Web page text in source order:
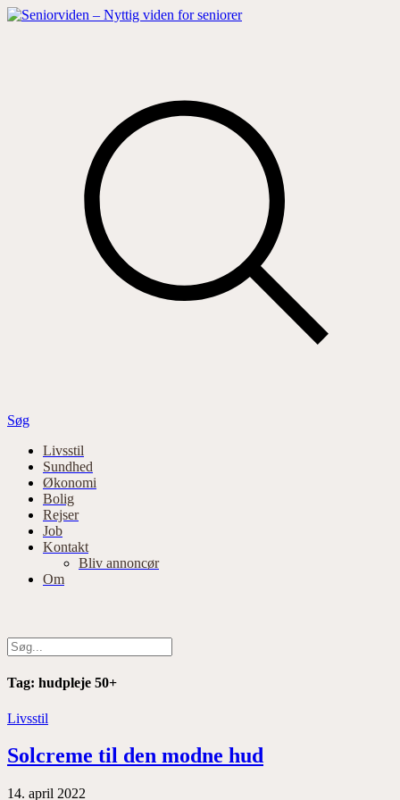
Hop
Søg
Primær
navigation
Livsstil
Sundhed
Økonomi
Bolig
Rejser
Job
Kontakt
Bliv annoncør
Om
Tag: hudpleje 50+
Livsstil
Solcreme til den modne hud
14. april 2022